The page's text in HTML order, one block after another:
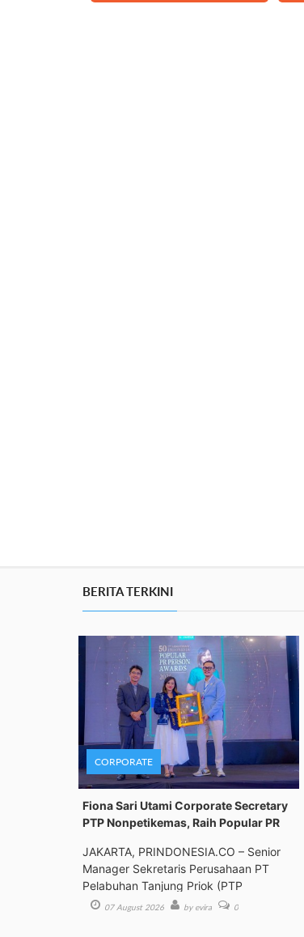
BERITA TERKINI
CORPORATE
Fiona Sari Utami Corporate Secretary
PTP Nonpetikemas, Raih Popular PR
JAKARTA, PRINDONESIA.CO – Senior
Manager Sekretaris Perusahaan PT
Pelabuhan Tanjung Priok (PTP
07 August 2026 by evira 0